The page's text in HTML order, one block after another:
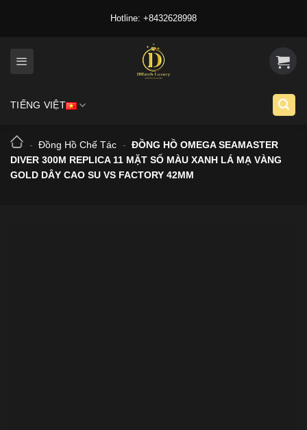
Hotline: +8432628998
TIẾNG VIỆT
- Đồng Hồ Chế Tác - ĐỒNG HỒ OMEGA SEAMASTER
DIVER 300M REPLICA 11 MẶT SỐ MÀU XANH LÁ MẠ VÀNG
GOLD DÂY CAO SU VS FACTORY 42MM